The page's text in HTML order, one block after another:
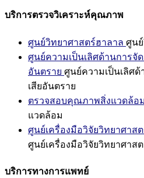
บริการตรวจวิเคราะห์คุณภาพ
ศูนย์วิทยาศาสตร์ฮาลาล ศูน
ศูนย์ความเป็นเลิศด้านการจั
อันตราย ศูนย์ความเป็นเลิศ
เสียอันตราย
ตรวจสอบคุณภาพสิ่งแวดล้อม
แวดล้อม
ศูนย์เครื่องมือวิจัยวิทยาศาส
ศูนย์เครื่องมือวิจัยวิทยาศาส
บริการทางการแพทย์